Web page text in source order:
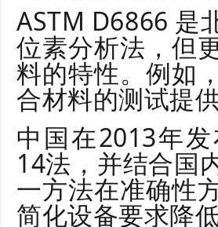
ASTM D6866 是
位素分析法，但
料的特性。例如
合材料的测试提
中国在2013年
14法，并结合国
一方法在准确性
简化设备要求降